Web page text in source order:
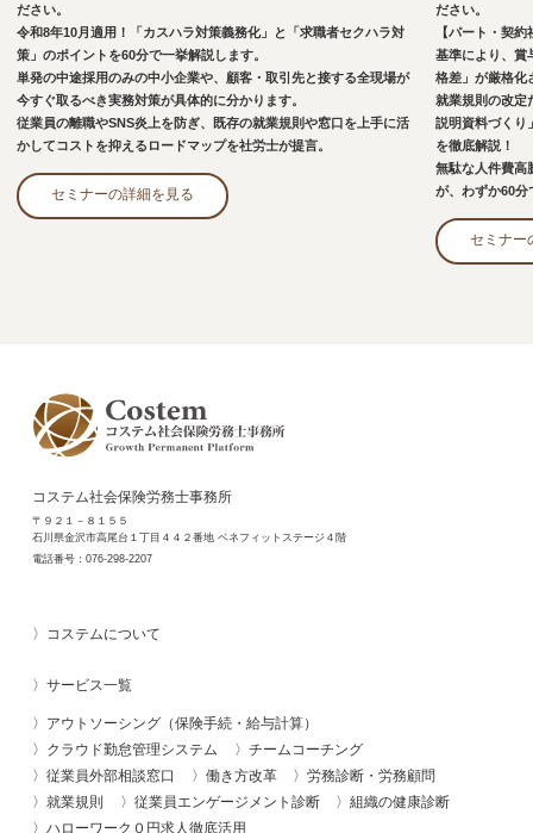
ださい。
令和8年10月適用！「カスハラ対策義務化」と「求職者セクハラ対
策」のポイントを60分で一挙解説します。
単発の中途採用のみの中小企業や、顧客・取引先と接する全現場が
今すぐ取るべき実務対策が具体的に分かります。
従業員の離職やSNS炎上を防ぎ、既存の就業規則や窓口を上手に活
かしてコストを抑えるロードマップを社労士が提言。
セミナーの詳細を見る
ださい。
【パート・契
基準により、賞
格差」が厳格化
就業規則の改定
説明資料づくり
を徹底解説！
無駄な人件費高
が、わずか60分
セミナー
コステム社会保険労務士事務所
〒９２１－８１５５
石川県金沢市高尾台１丁目４４２番地 ベネフィットステージ４階
電話番号： 076-298-2207
コステムについて
サービス一覧
アウトソーシング（保険手続・給与計算）
クラウド勤怠管理システム
チームコーチング
従業員外部相談窓口
働き方改革
労務診断・労務顧問
就業規則
従業員エンゲージメント診断
組織の健康診断
ハローワーク０円求人徹底活用